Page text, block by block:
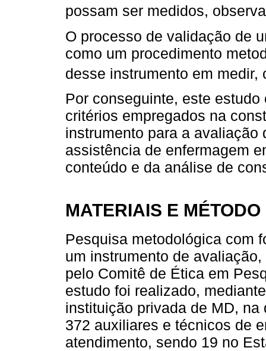
possam ser medidos,
O processo de validação de
como um procedimento
desse instrumento em
Por conseguinte, este
critérios empregados na
instrumento para a avaliação
assistência de enfermagem
conteúdo e da análise de
MATERIAIS E MÉTODO
Pesquisa metodológica com
um instrumento de
pelo Comitê de Ética em
estudo foi realizado,
instituição privada de MD,
372 auxiliares e técnicos de
atendimento, sendo 19 no